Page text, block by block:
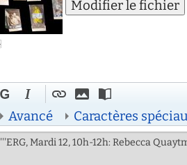
Avancé Caractères